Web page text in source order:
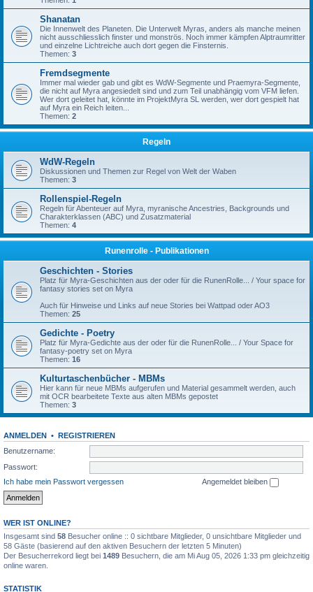
Shanatan
Die Innenwelt des Planeten. Die Unterwelt Myras, anders als manche meinen
nicht ausschliesslich finster und monströs. Noch immer kämpfen Alptraumritter
und einzelne Lichtreiche auch dort gegen die Finsternis.
Themen: 3
Fremdsegmente
Immer mal wieder gab und gibt es WdW-Segmente und Praemyra-Segmente,
die nicht auf Myra angesiedelt sind und zum Teil unabhängig vom VFM liefen.
Wer dort geleitet hat, könnte im ProjektMyra SL werden, wer dort gespielt hat
auf Myra ein Reich leiten...
Themen: 2
Regeln
WdW-Regeln
Diskussionen und Themen zur Regel von Welt der Waben
Themen: 3
Rollenspiel-Regeln
Regeln für Abenteuer auf Myra, myranische Ancestries, Backgrounds und
Charakterklassen (ABC) und Zusatzmaterial
Themen: 4
Runenrolle - Publikationen
Geschichten - Stories
Platz für Myra-Geschichten aus der oder für die RunenRolle... / Your space for
fantasy stories set on Myra
Auch für Hinweise und Links auf neue Stories bei Wattpad oder AO3
Themen: 25
Gedichte - Poetry
Platz für Myra-Gedichte aus der oder für die RunenRolle... / Your Space for
fantasy-poetry set on Myra
Themen: 16
Kulturtaschenbücher - MBMs
Hier kann für neue MBMs aufgerufen und Material gesammelt werden, auch
mit OCR bearbeitete Texte aus alten MBMs gepostet
Themen: 3
ANMELDEN • REGISTRIEREN
Benutzername:
Passwort:
Ich habe mein Passwort vergessen
Angemeldet bleiben
WER IST ONLINE?
Insgesamt sind 58 Besucher online :: 0 sichtbare Mitglieder, 0 unsichtbare Mitglieder und
58 Gäste (basierend auf den aktiven Besuchern der letzten 5 Minuten)
Der Besucherrekord liegt bei 1489 Besuchern, die am Mi Aug 05, 2026 1:33 pm gleichzeitig
online waren.
STATISTIK